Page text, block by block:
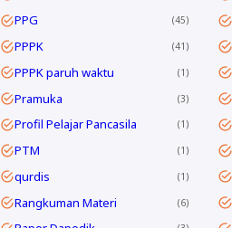
PPG 45
PPPK 41
PPPK paruh waktu 1
Pramuka 3
Profil Pelajar Pancasila 1
PTM 1
qurdis 1
Rangkuman Materi 6